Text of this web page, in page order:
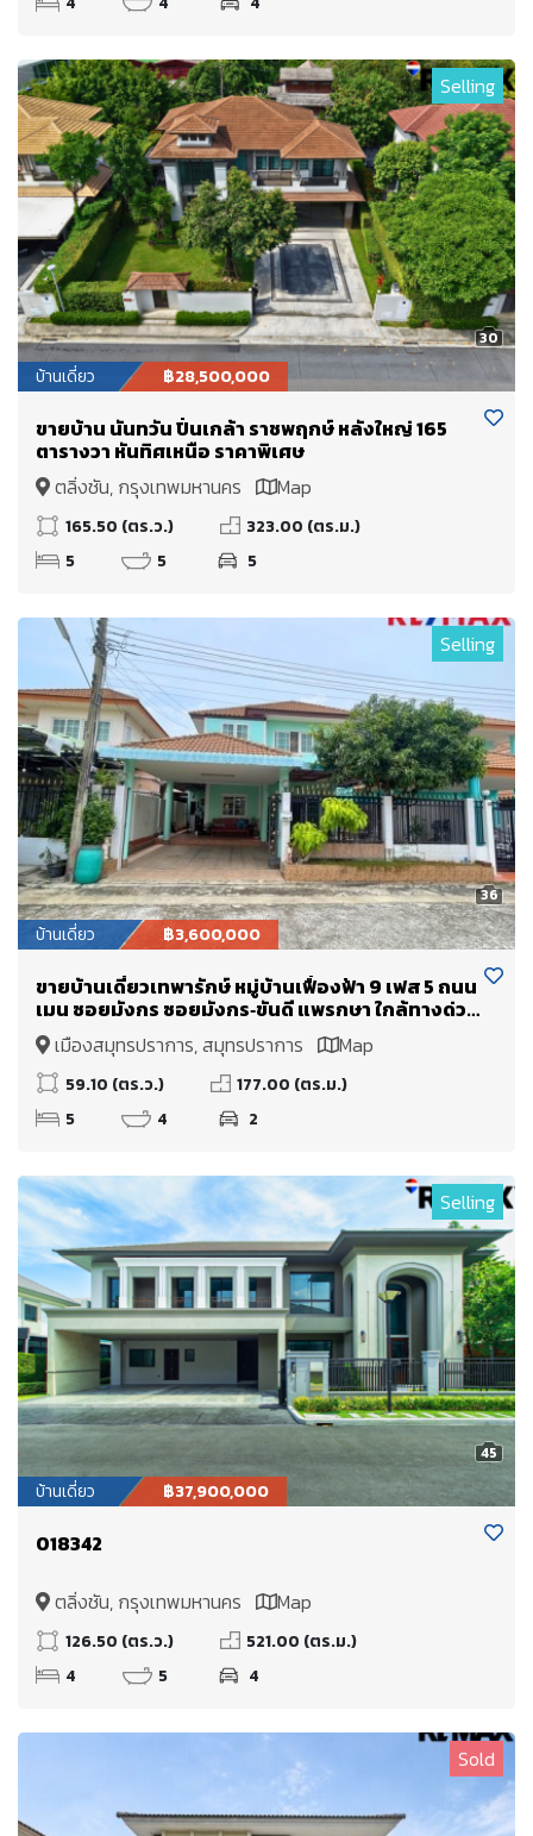
30
Selling
บ้านเดี่ยว ฿28,500,000
ขายบ้าน นันทวัน ปิ่นเกล้า ราชพฤกษ์ หลังใหญ่ 165
ตารางวา หันทิศเหนือ ราคาพิเศษ
ตลิ่งชัน, กรุงเทพมหานคร
Map
165.50 (ตร.ว.)
323.00 (ตร.ม.)
5
5 5
36
Selling
บ้านเดี่ยว ฿3,600,000
ขายบ้านเดี่ยวเทพารักษ์ หมู่บ้านเฟื่องฟ้า 9 เฟส 5 ถนน
เมน ซอยมังกร ซอยมังกร‑ขันดี แพรกษา ใกล้ทางด่วน
และสนามบินสุวรรณภูมิ
เมืองสมุทรปราการ, สมุทรปราการ Map
59.10 (ตร.ว.)
177.00 (ตร.ม.)
5
4 2
45
Selling
บ้านเดี่ยว ฿37,900,000
018342
ตลิ่งชัน, กรุงเทพมหานคร Map
126.50 (ตร.ว.)
521.00 (ตร.ม.)
4
5 4
Sold